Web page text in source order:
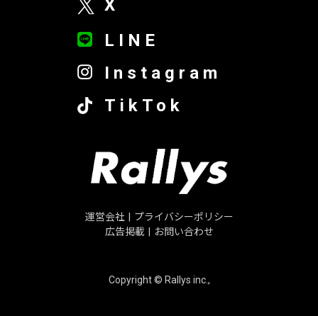
X
LINE
Instagram
TikTok
運営会社
プライバシーポリシー
広告掲載
お問い合わせ
Copyright © Rallys inc.,